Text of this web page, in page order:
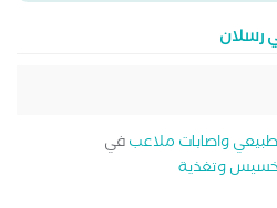
رسلان
واصابات ملاعبفي
وتغذية